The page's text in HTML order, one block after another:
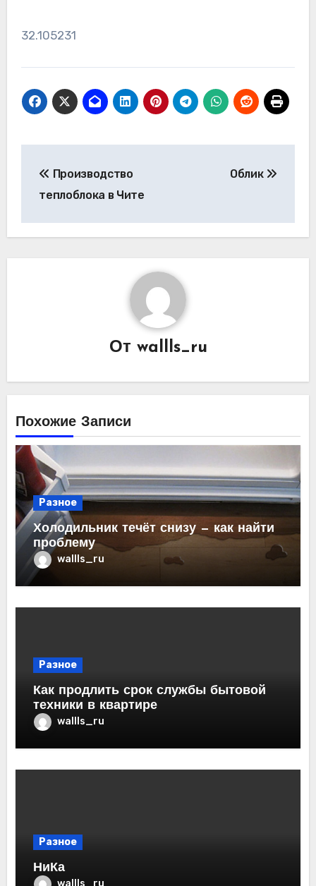
32.105231
по
Производство
теплоблока в Чите
Облик
От wallls_ru
Похожие Записи
Разное
Холодильник течёт снизу — как найти
проблему
wallls_ru
Разное
Как продлить срок службы бытовой
техники в квартире
wallls_ru
Разное
НиКа